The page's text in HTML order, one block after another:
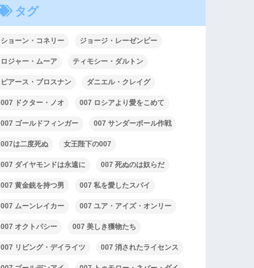
タグ
ショーン・コネリー ジョージ・レーゼンビー
ロジャー・ムーア ティモシー・ダルトン
ピアース・ブロスナン ダニエル・クレイグ
007 ドクター・ノオ 007 ロシアより愛をこめて
007 ゴールドフィンガー 007 サンダーボール作戦
007は二度死ぬ 女王陛下の007
007 ダイヤモンドは永遠に 007 死ぬのは奴らだ
007 黄金銃を持つ男 007 私を愛したスパイ
007 ムーンレイカー 007 ユア・アイズ・オンリー
007 オクトパシー 007 美しき獲物たち
007 リビング・デイライツ 007 消されたライセンス